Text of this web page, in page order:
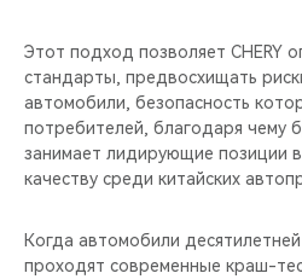
Этот подход позволяет CHERY
стандарты, предвосхищать
автомобили, безопасность
потребителей, благодаря чему
занимает лидирующие позиции в
качеству среди китайских
Когда автомобили
проходят современные краш-